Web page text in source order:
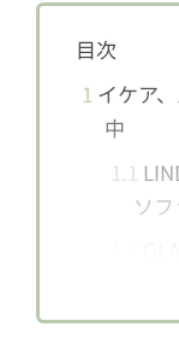
目次
1 イケア
中
1.1
ソ
伸
1.3